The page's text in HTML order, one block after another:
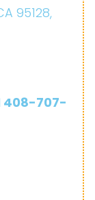
95128,
408-707-